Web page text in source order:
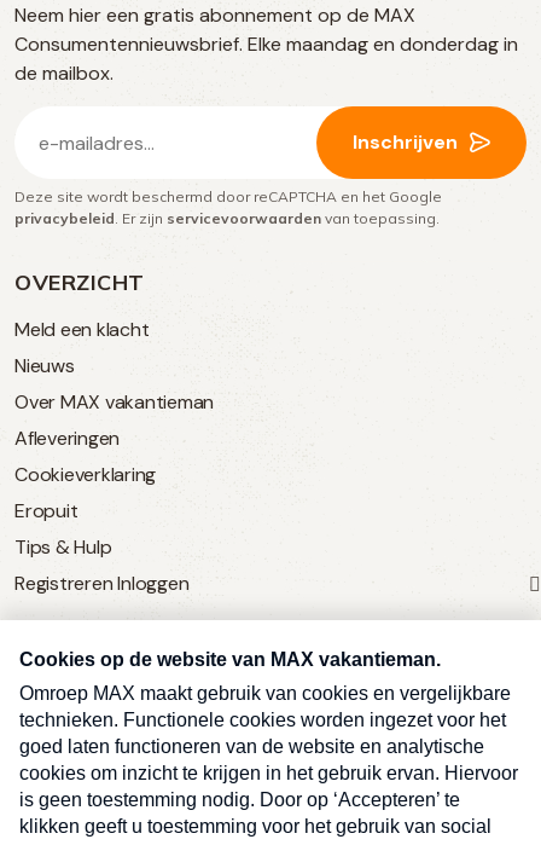
OVERZICHT
Meld een klacht
Nieuws
Over MAX vakantieman
Afleveringen
Cookieverklaring
Eropuit
Tips & Hulp
Registreren Inloggen
SERVICE
Over Omroep MAX
MAX Vandaag
MAX Meldpunt
Pers
social
media
Neem hier een gratis abonnement op de MAX
Consumentennieuwsbrief. Elke maandag en donderdag in
de mailbox.
mailadres
(Vereist)
Inschrijven
Deze site wordt beschermd door reCAPTCHA en het Google
privacybeleid . Er zijn servicevoorwaarden van toepassing.